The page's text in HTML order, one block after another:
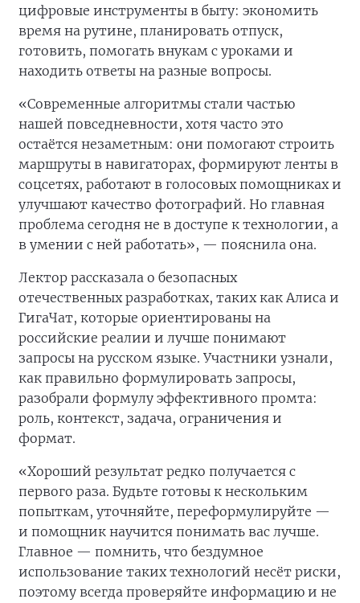
цифровые инструменты в быту: экономить
время на рутине, планировать отпуск,
готовить, помогать внукам с уроками и
находить ответы на разные вопросы.
«Современные алгоритмы стали частью
нашей повседневности, хотя часто это
остаётся незаметным: они помогают строить
маршруты в навигаторах, формируют ленты в
соцсетях, работают в голосовых помощниках и
улучшают качество фотографий. Но главная
проблема сегодня не в доступе к технологии, а
в умении с ней работать», — пояснила она.
Лектор рассказала о безопасных
отечественных разработках, таких как Алиса и
ГигаЧат, которые ориентированы на
российские реалии и лучше понимают
запросы на русском языке. Участники узнали,
как правильно формулировать запросы,
разобрали формулу эффективного промта:
роль, контекст, задача, ограничения и
формат.
«Хороший результат редко получается с
первого раза. Будьте готовы к нескольким
попыткам, уточняйте, переформулируйте —
и помощник научится понимать вас лучше.
Главное — помнить, что бездумное
использование таких технологий несёт риски,
поэтому всегда проверяйте информацию и не